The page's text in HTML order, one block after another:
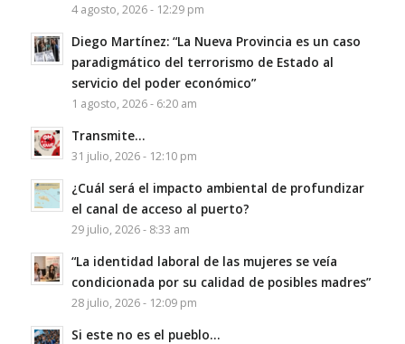
4 agosto, 2026 - 12:29 pm
Diego Martínez: “La Nueva Provincia es un caso
paradigmático del terrorismo de Estado al
servicio del poder económico”
1 agosto, 2026 - 6:20 am
Transmite…
31 julio, 2026 - 12:10 pm
¿Cuál será el impacto ambiental de profundizar
el canal de acceso al puerto?
29 julio, 2026 - 8:33 am
“La identidad laboral de las mujeres se veía
condicionada por su calidad de posibles madres”
28 julio, 2026 - 12:09 pm
Si este no es el pueblo…